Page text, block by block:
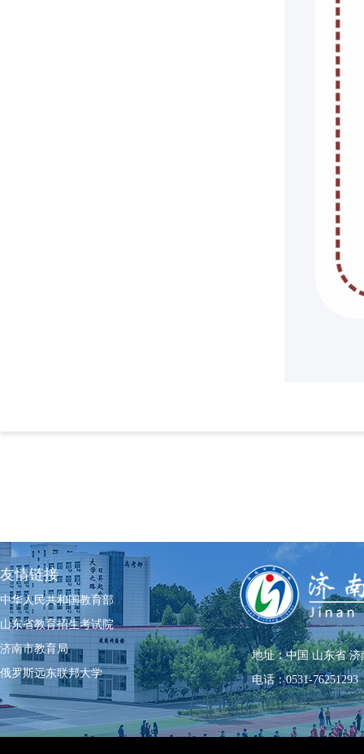
友情链接
中华人民共和国教育部
山东省教育招生考试院
济南市教育局
俄罗斯远东联邦大学
地址：中国 山东省
电话：0531-76251293